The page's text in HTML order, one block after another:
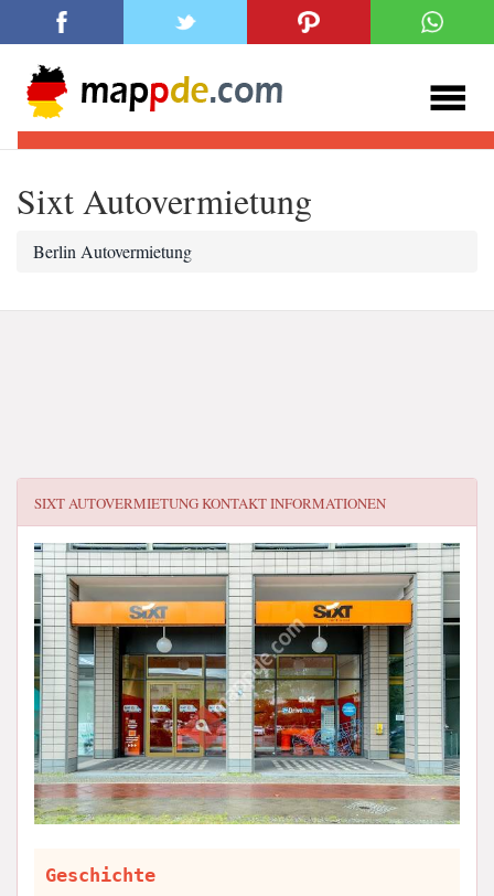
Sixt Autovermietung
Berlin Autovermietung
SIXT AUTOVERMIETUNGKONTAKT INFORMATIONEN
Geschichte